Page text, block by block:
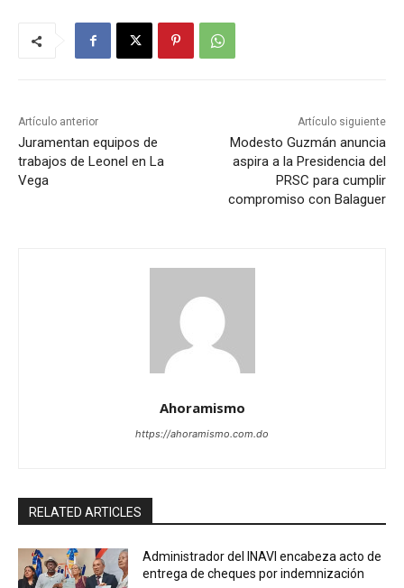
Artículo anterior
Juramentan equipos de
trabajos de Leonel en La
Vega
Artículo siguiente
Modesto Guzmán anuncia
aspira a la Presidencia del
PRSC para cumplir
compromiso con Balaguer
Ahoramismo
https://ahoramismo.com.do
RELATED ARTICLES
Administrador del INAVI encabeza acto de
entrega de cheques por indemnización